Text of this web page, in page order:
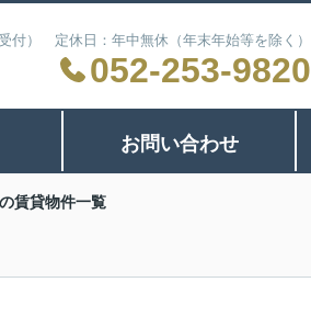
付） 定休日：年中無休（年末年始等を除く）
052-253-9820
お問い合わせ
賃貸物件一覧